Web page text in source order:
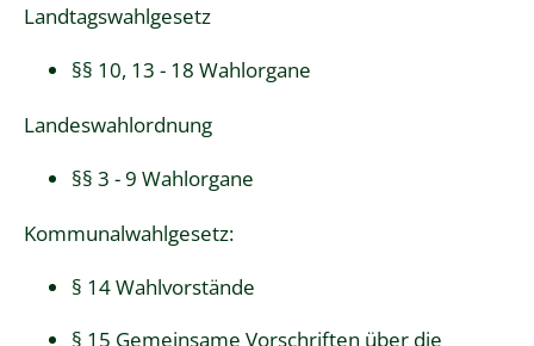
Landtagswahlgesetz
§§ 10, 13 - 18 Wahlorgane
Landeswahlordnung
§§ 3 - 9 Wahlorgane
Kommunalwahlgesetz:
§ 14 Wahlvorstände
§ 15 Gemeinsame Vorschriften über die